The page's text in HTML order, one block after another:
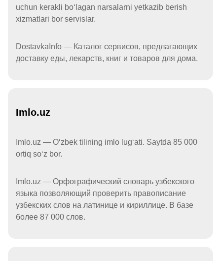
uchun kerakli boʻlagan narsalarni yetkazib berish
xizmatlari bor servislar.
DostavkaInfo — Каталог сервисов, предлагающих
доставку еды, лекарств, книг и товаров для дома.
Imlo.uz
Imlo.uz — Oʻzbek tilining imlo lugʻati. Saytda 85 000
ortiq soʻz bor.
Imlo.uz — Орфографический словарь узбекского
языка позволяющий проверить правописание
узбекских слов на латинице и кириллице. В базе
более 87 000 слов.